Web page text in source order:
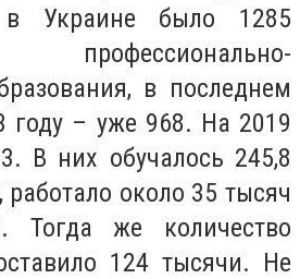
Украине было 1285
профессионально-
в последнем
году – уже 968. На 2019
В них обучалось 245,8
работало около 35 тысяч
Тогда же количество
124 тысячи. Не